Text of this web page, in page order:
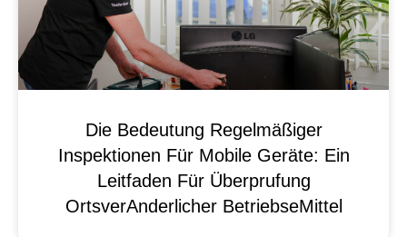
Die Bedeutung Regelmäßiger
Inspektionen Für Mobile Geräte: Ein
Leitfaden Für Überprufung
OrtsverAnderlicher BetriebseMittel